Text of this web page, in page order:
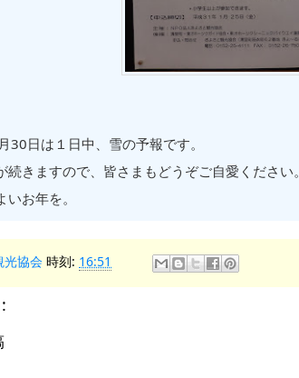
30日は１日中、雪の予報です。
続きますので、皆さまもどうぞご自愛ください。
お年を。
光協会 時刻: 16:51